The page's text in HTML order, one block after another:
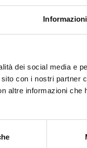
dei social media e
con i nostri partner
altre informazioni che